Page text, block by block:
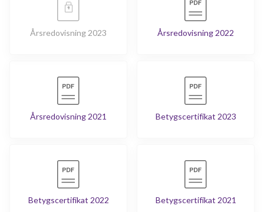
Årsredovisning 2023 Årsredovisning 2022
Årsredovisning 2021 Betygscertifikat 2023
Betygscertifikat 2022 Betygscertifikat 2021